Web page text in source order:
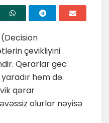
çevikliyini
Qərarlar gec
həm də.
qərar
olurlar nəyisə